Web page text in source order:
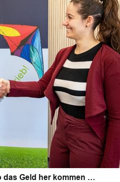
das Geld her kommen …